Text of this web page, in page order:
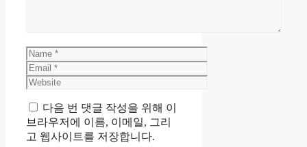
Name
Email
Website
다음 번 댓글 작성을 위해 이
브라우저에 이름, 이메일, 그리
고 웹사이트를 저장합니다.